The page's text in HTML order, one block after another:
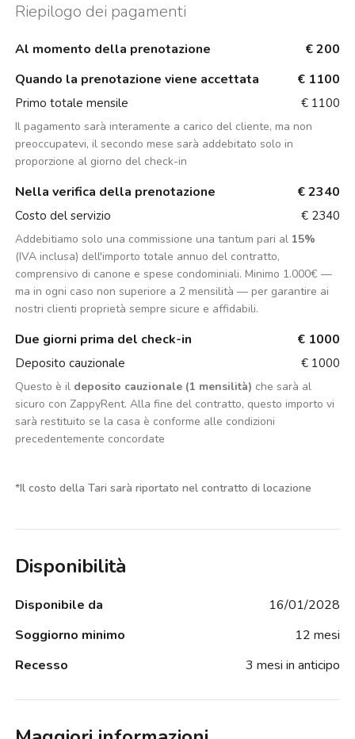
Riepilogo dei pagamenti
Al momento della prenotazione
€ 200
Quando la prenotazione viene accettata
€ 1100
Primo totale mensile € 1100
Il pagamento sarà interamente a carico del cliente, ma non
preoccupatevi, il secondo mese sarà addebitato solo in
proporzione al giorno del check-in
Nella verifica della prenotazione € 2340
Costo del servizio € 2340
Addebitiamo solo una commissione una tantum pari al 15%
(IVA inclusa) dell'importo totale annuo del contratto,
comprensivo di canone e spese condominiali. Minimo 1.000€ —
ma in ogni caso non superiore a 2 mensilità — per garantire ai
nostri clienti proprietà sempre sicure e affidabili.
Due giorni prima del check-in € 1000
Deposito cauzionale € 1000
Questo è il deposito cauzionale (1 mensilità) che sarà al
sicuro con ZappyRent. Alla fine del contratto, questo importo vi
sarà restituito se la casa è conforme alle condizioni
precedentemente concordate
*Il costo della Tari sarà riportato nel contratto di locazione
Disponibilità
Disponibile da
16/01/2028
Soggiorno minimo
12 mesi
Recesso
3 mesi in anticipo